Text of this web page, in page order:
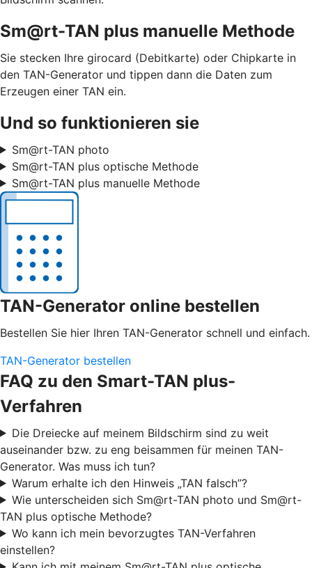
Sm@rt-TAN plus manuelle Methode
Sie stecken Ihre girocard (Debitkarte) oder Chipkarte in
den TAN-Generator und tippen dann die Daten zum
Erzeugen einer TAN ein.
Und so funktionieren sie
Sm@rt-TAN photo
Sm@rt-TAN plus optische Methode
Sm@rt-TAN plus manuelle Methode
TAN-Generator online bestellen
Bestellen Sie hier Ihren TAN-Generator schnell und einfach.
TAN-Generator bestellen
FAQ zu den Smart-TAN plus-
Verfahren
Die Dreiecke auf meinem Bildschirm sind zu weit
auseinander bzw. zu eng beisammen für meinen TAN-
Generator. Was muss ich tun?
Warum erhalte ich den Hinweis „TAN falsch”?
Wie unterscheiden sich Sm@rt-TAN photo und Sm@rt-
TAN plus optische Methode?
Wo kann ich mein bevorzugtes TAN-Verfahren
einstellen?